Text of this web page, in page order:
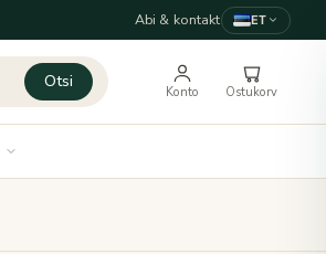
Abi & kontakt ET
Otsi
Konto Ostukorv